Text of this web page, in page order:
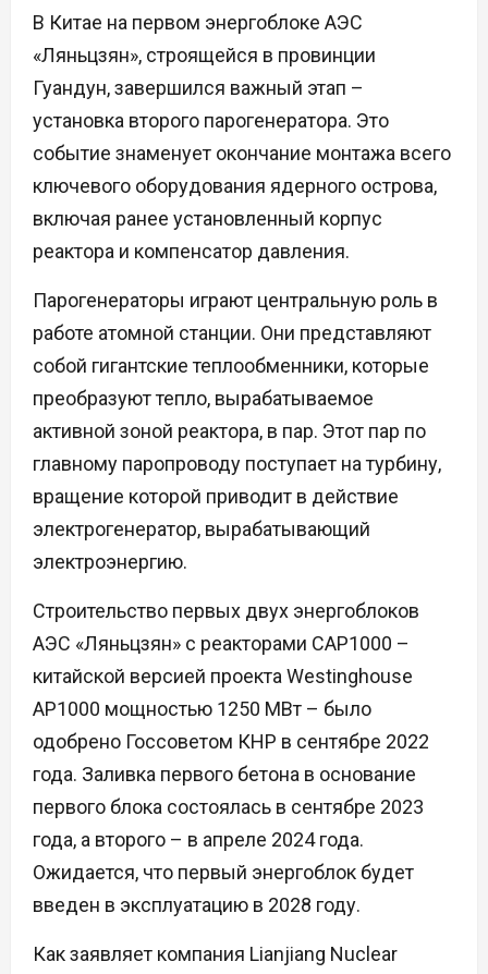
В Китае на первом энергоблоке АЭС
«Ляньцзян», строящейся в провинции
Гуандун, завершился важный этап –
установка второго парогенератора. Это
событие знаменует окончание монтажа всего
ключевого оборудования ядерного острова,
включая ранее установленный корпус
реактора и компенсатор давления.
Парогенераторы играют центральную роль в
работе атомной станции. Они представляют
собой гигантские теплообменники, которые
преобразуют тепло, вырабатываемое
активной зоной реактора, в пар. Этот пар по
главному паропроводу поступает на турбину,
вращение которой приводит в действие
электрогенератор, вырабатывающий
электроэнергию.
Строительство первых двух энергоблоков
АЭС «Ляньцзян» с реакторами CAP1000 –
китайской версией проекта Westinghouse
AP1000 мощностью 1250 МВт – было
одобрено Госсоветом КНР в сентябре 2022
года. Заливка первого бетона в основание
первого блока состоялась в сентябре 2023
года, а второго – в апреле 2024 года.
Ожидается, что первый энергоблок будет
введен в эксплуатацию в 2028 году.
Как заявляет компания Lianjiang Nuclear